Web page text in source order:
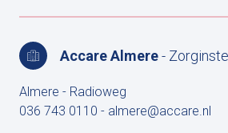
Accare Almere-
Almere - Radioweg
036 743 0110 - almere@accare.nl